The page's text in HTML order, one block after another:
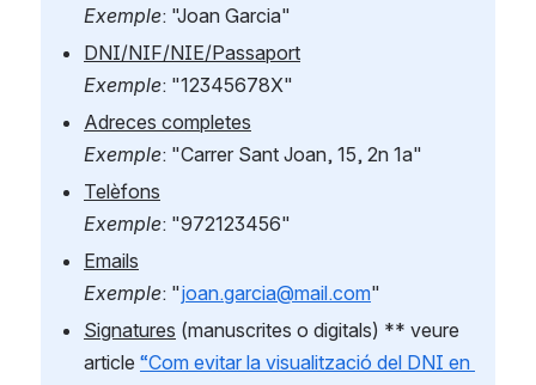
Exemple: "Joan Garcia"
DNI/NIF/NIE/Passaport
Exemple: "12345678X"
Adreces completes
Exemple: "Carrer Sant Joan, 15, 2n 1a"
Telèfons
Exemple: "972123456"
Emails
Exemple: "joan.garcia@mail.com"
Signatures (manuscrites o digitals) ** veure
article “Com evitar la visualització del DNI en